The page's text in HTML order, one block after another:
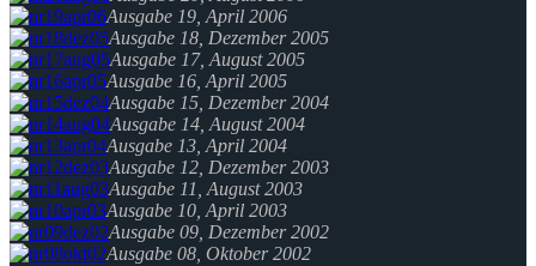
Ausgabe 19, April 2006
Ausgabe 18, Dezember 2005
Ausgabe 17, August 2005
Ausgabe 16, April 2005
Ausgabe 15, Dezember 2004
Ausgabe 14, August 2004
Ausgabe 13, April 2004
Ausgabe 12, Dezember 2003
Ausgabe 11, August 2003
Ausgabe 10, April 2003
Ausgabe 09, Dezember 2002
Ausgabe 08, Oktober 2002